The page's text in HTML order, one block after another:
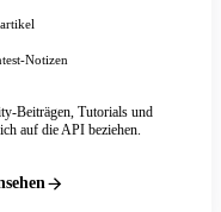
Notizen
Beiträgen, Tutorials und
auf die API beziehen.